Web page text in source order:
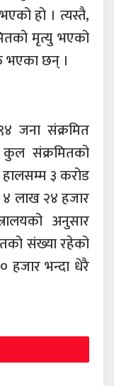
हो । त्यस्तै,
मृत्यु भएको
भएका छन् ।
जना संक्रमित
संक्रमितको
३ करोड
लाख २४ हजार
अनुसार
संख्या रहेको
हजार भन्दा धेरै